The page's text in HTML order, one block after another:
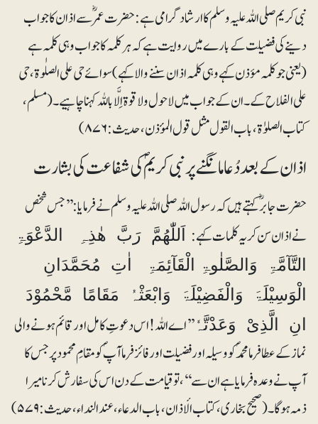
نبی کریم صلی اللہ علیہ وسلم کا ارشاد گرامی ہے: حضرت عمرؓ سے اذان کا جواب
دینے کی فضیلت کے بارے میں روایت ہے کہ ہرکلمہ کا جواب وہی کلمہ ہے
(یعنی جو کلمہ مؤذن کہے وہی کلمہ اذان سننے والا کہے) سوائے حی علی الصلٰوۃ ، حی
علی الفلاح کے۔ان کے جواب میں لاحول ولا قوۃ اِلَّا باللہ کہنا چاہیے۔ ( مسلم،
کتاب الصلوٰۃ، باب القول مثل قول المؤذن، حدیث: ۸۷۶)
اذان کے بعددُعا مانگنے پر نبی کریمؐ کی شفاعت کی بشارت
حضرت جابرؓ کہتے ہیں کہ رسول اللہ صلی اللہ علیہ وسلم نے فرمایا: ’’جس شخص
نے اذان سن کر یہ کلمات کہے:اَللّٰھُمَّ رَبَّ ھٰذِہِ الدَّعْوَۃِ
التَّآمَّۃِ وَالصَّلٰوۃِ الْقَآئِمَۃِ اٰتِ مُحَمَّدَانِ
الْوَسِیْلَۃَ وَالْفَضِیْلَۃَ وَابْعَثْہُ مَقَامًا مَّحْمُوْدَ
انِ الَّذِیْ وَعَدْتَّہٗ’’اے اللہ!اس دعوتِ کامل اور قائم ہونے والی
نماز کے عطا فرما محمدؐ کو وسیلہ اور فضیلت اور فائز فرما آپؐ کو مقامِ محمود پر جس کا
آپ نے وعدہ فرمایا ہے ان سے‘‘، تو قیامت کے دن اس کی سفارش کرنا میرا
ذمہ ہوگا۔(صحیح بخاری، کتاب الأذان، باب الدعاء، عندالنداء، حدیث: ۵۷۹)